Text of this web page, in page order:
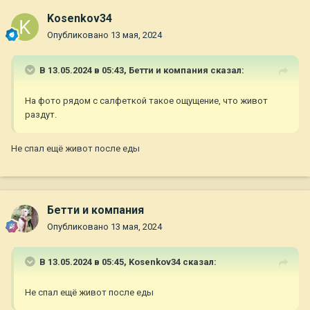
Kosenkov34
Опубликовано 13 мая, 2024
В 13.05.2024 в 05:43, Бетти и компания сказал:
На фото рядом с салфеткой такое ощущение, что живот
раздут.
Не спал ещё живот после еды
Бетти и компания
Опубликовано 13 мая, 2024
В 13.05.2024 в 05:45, Kosenkov34 сказал:
Не спал ещё живот после еды